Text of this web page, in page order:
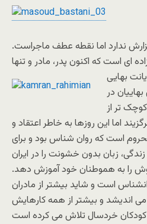
ندارد اما نقطه عطف ماجراست.
ای است که اکنون پدر، مادر و تنها
بهایی
در
تر از
اما این روزها به خاطر اعتقاد و
است که روان شناس بود و برای
زبان بدون خشونت را در ایران
را به هموطنان خود آموزش دهد.
است و شاید بیشتر از مادران
می اندیشد و بیشتر از همه کارهایش